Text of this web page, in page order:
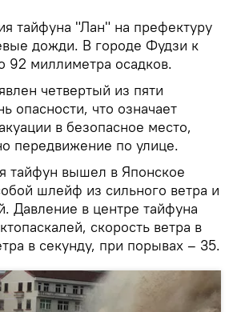
тайфуна "Лан" на префектуру
дожди. В городе Фудзи к
92 миллиметра осадков.
четвертый из пяти
опасности, что означает
в безопасное место,
передвижение по улице.
тайфун вышел в Японское
шлейф из сильного ветра и
Давление в центре тайфуна
скорость ветра в
в секунду, при порывах – 35.